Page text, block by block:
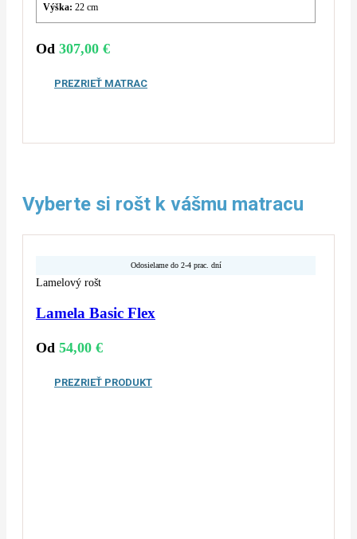
Výška: 22 cm
Od 307,00 €
PREZRIEŤ MATRAC
Vyberte si rošt k vášmu matracu
Odosielame do 2-4 prac. dní
Lamelový rošt
Lamela Basic Flex
Od 54,00 €
PREZRIEŤ PRODUKT